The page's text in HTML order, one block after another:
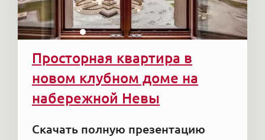
Просторная квартира в
новом клубном доме на
набережной Невы
Скачать полную презентацию